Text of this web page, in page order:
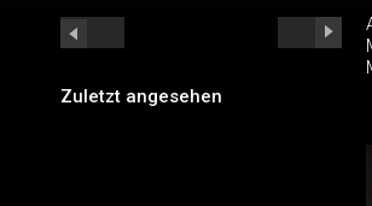
Zuletzt angesehen